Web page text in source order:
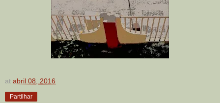
at abril 08, 2016
Partilhar